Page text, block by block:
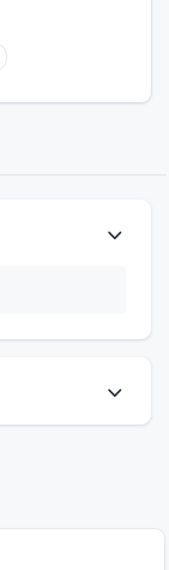
tokių kaip
be rink